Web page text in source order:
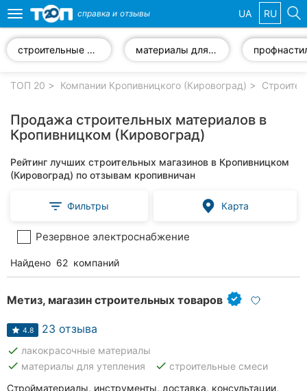
компании
рубрики:
клиники
Ветеринарные
клиники
Все
рубрики
Toggle
navigation
справка и отзывы UA RU
строительные смеси материалы для утепления
ТОП 20 Компании Кропивницкого (Кировоград)
Продажа строительных материалов в
Кропивницком (Кировоград)
Рейтинг лучших строительных магазинов в Кропивницком
(Кировоград) по отзывам кропивничан
Фильтры Карта
Резервное электроснабжение
Найдено 62 компаний
Метиз, магазин строительных товаров
4.8 23 отзыва
done лакокрасочные материалы
done материалы для утепления done строительные смеси
Стройматериалы, инструменты, доставка, консультации,